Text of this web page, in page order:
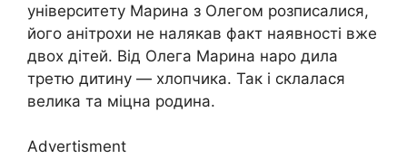
університету Марина з Олегом розписалися,
його анітрохи не налякав факт наявності вже
двох дітей. Від Олега Марина наро дила
третю дитину — хлопчика. Так і склалася
велика та міцна родина.
Advertisment